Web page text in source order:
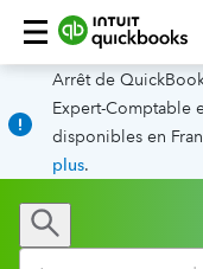
Arrêt de
Expert-Comptable
disponibles en
plus.